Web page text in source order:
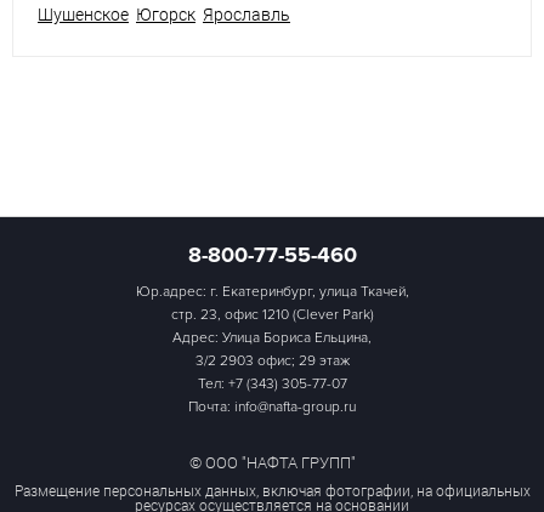
Шушенское Югорск Ярославль
8-800-77-55-460
Юр.адрес: г. Екатеринбург, улица Ткачей,
стр. 23, офис 1210 (Clever Park)
Адрес: Улица Бориса Ельцина,
3/2 2903 офис; 29 этаж
Тел: +7 (343) 305-77-07
Почта: info@nafta-group.ru
© ООО "НАФТА ГРУПП"
Размещение персональных данных, включая фотографии, на официальных
ресурсах осуществляется на основании